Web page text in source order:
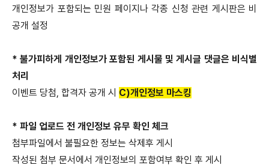
개인정보가 포함되는 민원 페이지나 각종 신청 관련 게시판은 비
공개 설정
* 불가피하게 개인정보가 포함된 게시물 및 게시글 댓글은 비식별
처리
이벤트 당첨, 합격자 공개 시 C)개인정보 마스킹
* 파일 업로드 전 개인정보 유무 확인 체크
첨부파일에서 불필요한 정보는 삭제후 게시
작성된 첨부 문서에서 개인정보의 포함여부 확인 후 게시